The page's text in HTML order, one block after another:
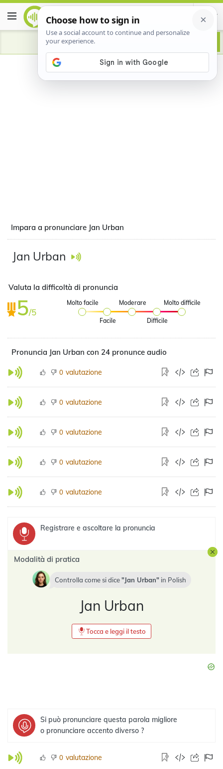
Advertisement
Impara a pronunciare Jan Urban
Jan Urban
Valuta la difficoltà di pronuncia
5/5
Molto facile
Facile
Moderare
Difficile
Molto difficile
Pronuncia Jan Urban con 24 pronunce audio
0 valutazione
0 valutazione
0 valutazione
0 valutazione
0 valutazione
Registrare e ascoltare la pronuncia
Modalità di pratica
Controlla come si dice Jan Urban in Polish
Jan Urban
Tocca e leggi il testo
Si può pronunciare questa parola migliore
o pronunciare accento diverso ?
0 valutazione